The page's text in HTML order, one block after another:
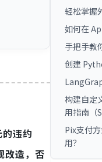
违约
改造，否
轻松掌握
如何在
手把手教
创建
构建自定
用指南（
Pix支付
用？